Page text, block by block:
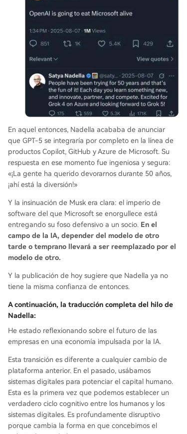
En aquel entonces, Nadella acababa de anunciar
que GPT-5 se integraría por completo en la línea de
productos Copilot, GitHub y Azure de Microsoft. Su
respuesta en ese momento fue ingeniosa y segura:
«¡La gente ha querido devorarnos durante 50 años,
¡ahí está la diversión!»
Y la insinuación de Musk era clara: el imperio de
software del que Microsoft se enorgullece está
entregando su foso defensivo a un socio. En el
campo de la IA, depender del modelo de otro
tarde o temprano llevará a ser reemplazado por el
modelo de otro.
Y la publicación de hoy sugiere que Nadella ya no
tiene la misma confianza de entonces.
A continuación, la traducción completa del hilo de
Nadella:
He estado reflexionando sobre el futuro de las
empresas en una economía impulsada por la IA.
Esta transición es diferente a cualquier cambio de
plataforma anterior. En el pasado, usábamos
sistemas digitales para potenciar el capital humano.
Esta es la primera vez que podemos establecer un
verdadero ciclo cognitivo entre los humanos y los
sistemas digitales. Es profundamente disruptivo
porque cambia la forma en que concebimos el